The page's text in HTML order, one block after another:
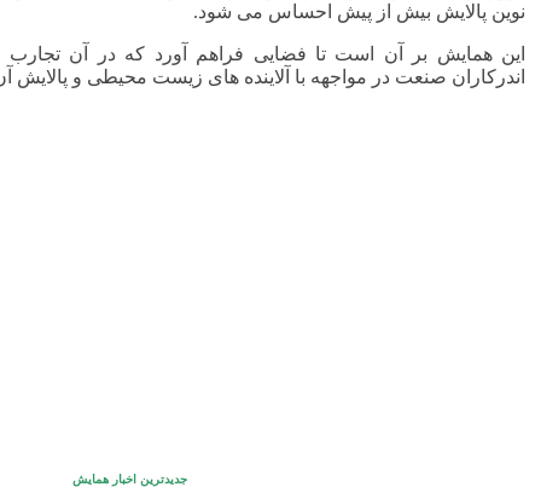
نوین پالایش بیش از پیش احساس می شود.
این همایش بر آن است تا فضایی فراهم آورد که در آن
اندرکاران صنعت در مواجهه با آلاینده های زیست محیطی و پالایش
جدیدترین اخبار همایش